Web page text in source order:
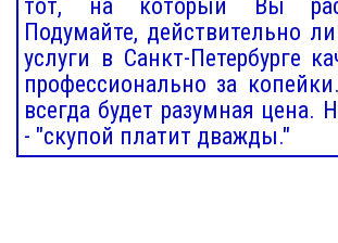
тот, на который Вы
Подумайте, действительно
услуги в Санкт-Петербурге
профессионально за
всегда будет разумная цена.
- "скупой платит дважды."